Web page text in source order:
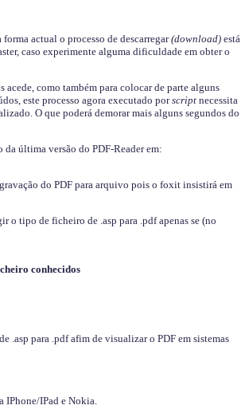
actual o processo de descarregar(download)está
caso experimente alguma dificuldade em obter o
como também para colocar de parte alguns
este processo agora executado porscriptnecessita
O que poderá demorar mais alguns segundos do
última versão do PDF-Reader em:
do PDF para arquivo pois o foxit insistirá em
o tipo de ficheiro de .asp para .pdf apenas se (no
conhecidos
.asp para .pdf afim de visualizar o PDF em sistemas
IPhone/IPad e Nokia.